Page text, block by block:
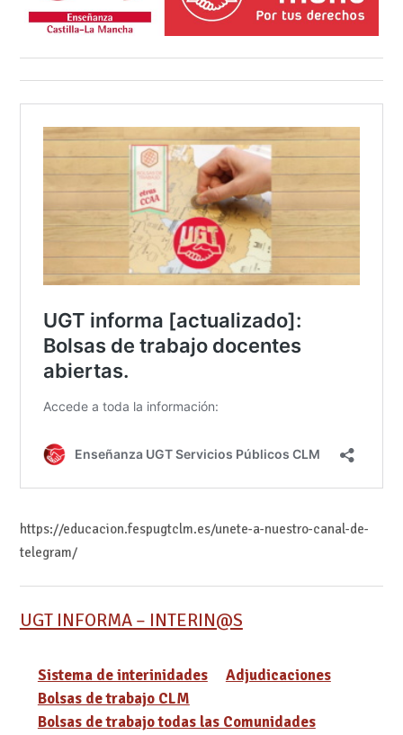
https://educacion.fespugtclm.es/unete-a-nuestro-canal-de-
telegram/
UGT INFORMA – INTERIN@S
Sistema de interinidades
Adjudicaciones
Bolsas de trabajo CLM
Bolsas de trabajo todas las Comunidades